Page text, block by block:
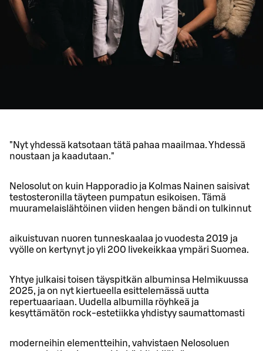
"Nyt yhdessä katsotaan tätä pahaa maailmaa. Yhdessä
noustaan ja kaadutaan."
Nelosolut on kuin Happoradio ja Kolmas Nainen saisivat
testosteronilla täyteen pumpatun esikoisen. Tämä
muuramelaislähtöinen viiden hengen bändi on tulkinnut
aikuistuvan nuoren tunneskaalaa jo vuodesta 2019 ja
vyölle on kertynyt jo yli 200 livekeikkaa ympäri Suomea.
Yhtye julkaisi toisen täyspitkän albuminsa Helmikuussa
2025, ja on nyt kiertueella esittelemässä uutta
repertuaariaan. Uudella albumilla röyhkeä ja
kesyttämätön rock-estetiikka yhdistyy saumattomasti
moderneihin elementteihin, vahvistaen Nelosoluen